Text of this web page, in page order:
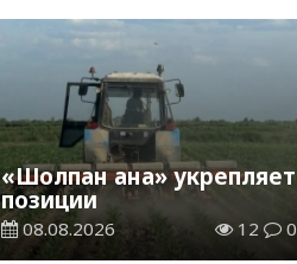
«Шолпан ана» укрепляет
позиции
08.08.2026 12 0